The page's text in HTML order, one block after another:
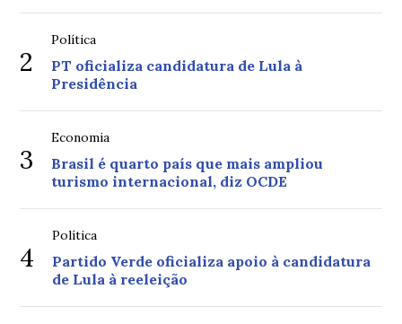
2
Política
PT oficializa candidatura de Lula à
Presidência
3
Economia
Brasil é quarto país que mais ampliou
turismo internacional, diz OCDE
4
Política
Partido Verde oficializa apoio à candidatura
de Lula à reeleição